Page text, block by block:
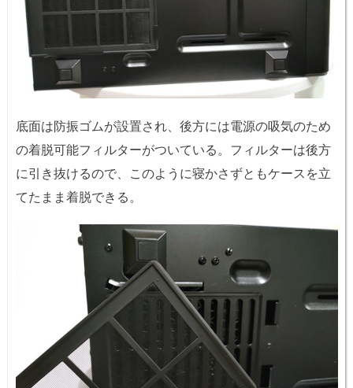
底面は防振ゴムが設置され、後方には電源の吸気のため
の着脱可能フィルターがついている。フィルターは後方
に引き抜けるので、このように寝かさずともケースを立
てたまま着脱できる。